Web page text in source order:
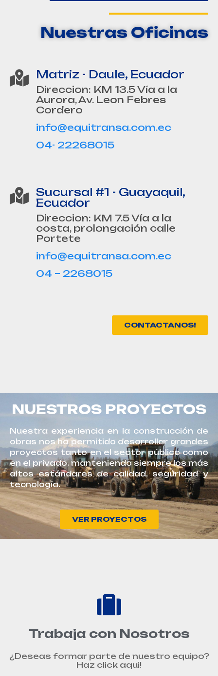
Nuestras Oficinas
Matriz - Daule, Ecuador
Direccion: KM 13.5 Vía a la
Aurora, Av. Leon Febres
Cordero
info@equitransa.com.ec
04- 22268015
Sucursal #1 - Guayaquil,
Ecuador
Direccion: KM 7.5 Vía a la
costa, prolongación calle
Portete
info@equitransa.com.ec
04 – 2268015
CONTACTANOS!
NUESTROS PROYECTOS
Nuestra experiencia en la construcción de
obras nos ha permitido desarrollar grandes
proyectos tanto en el sector público como
en el privado, manteniendo siempre los más
altos estándares de calidad, seguridad y
tecnología.
VER PROYECTOS
Trabaja con Nosotros
¿Deseas formar parte de nuestro equipo?
Haz click aqui!